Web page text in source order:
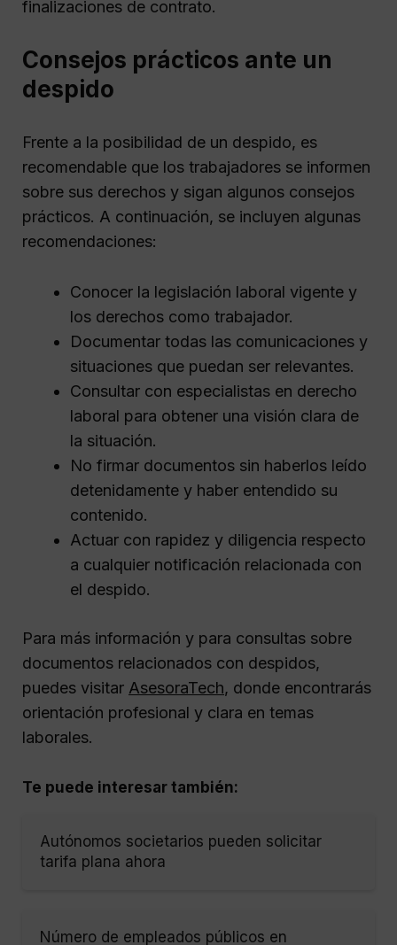
finalizaciones de contrato.
Consejos prácticos ante un
despido
Frente a la posibilidad de un despido, es
recomendable que los trabajadores se informen
sobre sus derechos y sigan algunos consejos
prácticos. A continuación, se incluyen algunas
recomendaciones:
Conocer la legislación laboral vigente y
los derechos como trabajador.
Documentar todas las comunicaciones y
situaciones que puedan ser relevantes.
Consultar con especialistas en derecho
laboral para obtener una visión clara de
la situación.
No firmar documentos sin haberlos leído
detenidamente y haber entendido su
contenido.
Actuar con rapidez y diligencia respecto
a cualquier notificación relacionada con
el despido.
Para más información y para consultas sobre
documentos relacionados con despidos,
puedes visitar AsesoraTech, donde encontrarás
orientación profesional y clara en temas
laborales.
Te puede interesar también:
Autónomos societarios pueden solicitar
tarifa plana ahora
Número de empleados públicos en